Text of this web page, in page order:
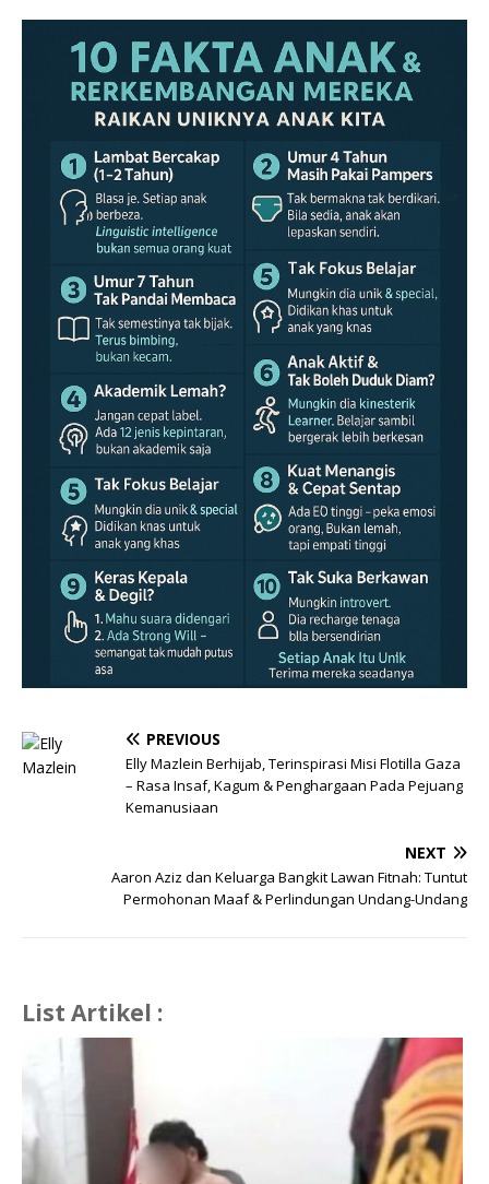
PREVIOUS
Elly Mazlein Berhijab, Terinspirasi Misi Flotilla Gaza
– Rasa Insaf, Kagum & Penghargaan Pada Pejuang
Kemanusiaan
NEXT
Aaron Aziz dan Keluarga Bangkit Lawan Fitnah: Tuntut
Permohonan Maaf & Perlindungan Undang-Undang
List Artikel :